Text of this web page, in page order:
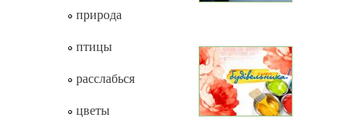
природа
птицы
расслабься
цветы